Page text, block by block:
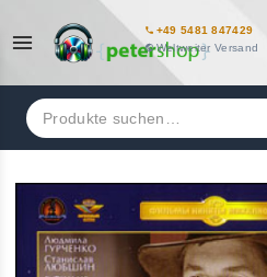
+49 5481 847429
Weltweiter Versand
Suchen
nach: